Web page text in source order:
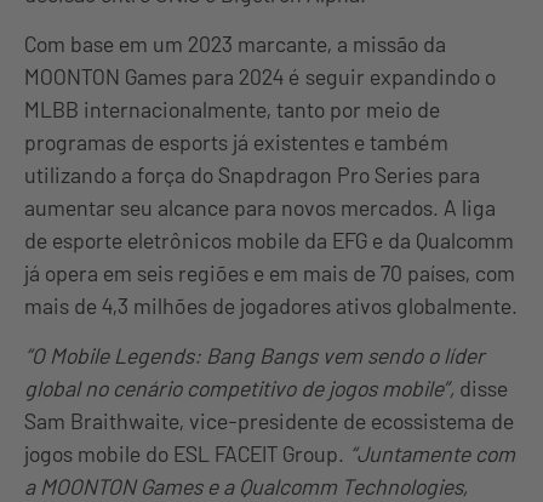
Com base em um 2023 marcante, a missão da
MOONTON Games para 2024 é seguir expandindo o
MLBB internacionalmente, tanto por meio de
programas de esports já existentes e também
utilizando a força do Snapdragon Pro Series para
aumentar seu alcance para novos mercados. A liga
de esporte eletrônicos mobile da EFG e da Qualcomm
já opera em seis regiões e em mais de 70 países, com
mais de 4,3 milhões de jogadores ativos globalmente.
“O Mobile Legends: Bang Bangs vem sendo o líder
global no cenário competitivo de jogos mobile”, disse
Sam Braithwaite, vice-presidente de ecossistema de
jogos mobile do ESL FACEIT Group. “Juntamente com
a MOONTON Games e a Qualcomm Technologies,